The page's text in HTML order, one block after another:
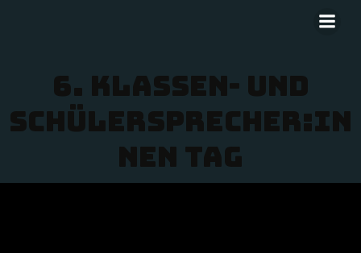
6. Klassen- und
Schülersprecher:in
nen Tag